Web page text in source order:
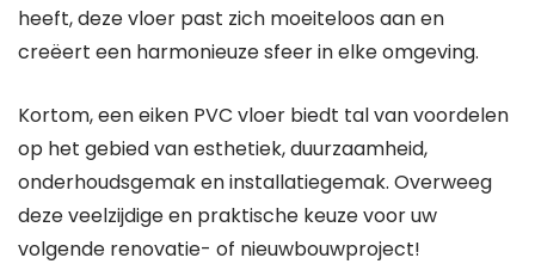
heeft, deze vloer past zich moeiteloos aan en
creëert een harmonieuze sfeer in elke omgeving.
Kortom, een eiken PVC vloer biedt tal van voordelen
op het gebied van esthetiek, duurzaamheid,
onderhoudsgemak en installatiegemak. Overweeg
deze veelzijdige en praktische keuze voor uw
volgende renovatie- of nieuwbouwproject!